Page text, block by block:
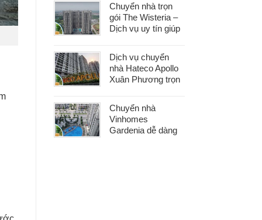
Chuyển nhà trọn
gói The Wisteria –
Dịch vụ uy tín giúp
phát sinh
Dịch vụ chuyển
nhà Hateco Apollo
Xuân Phương trọn
Chuyển nhà
Vinhomes
Gardenia dễ dàng